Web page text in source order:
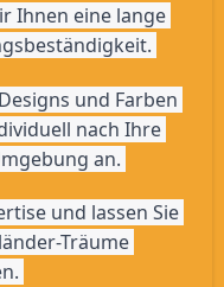
Ihnen eine lange
und Farben
nach Ihre
an.
und lassen Sie
Träume